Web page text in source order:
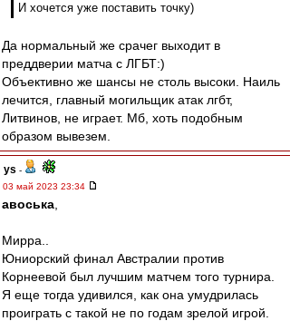
И хочется уже поставить точку)
Да нормальный же срачег выходит в
преддверии матча с ЛГБТ:)
Объективно же шансы не столь высоки. Наиль
лечится, главный могильщик атак лгбт,
Литвинов, не играет. Мб, хоть подобным
образом вывезем.
ys -
03 май 2023 23:34
авоська
Мирра..
Юниорский финал Австралии против
Корнеевой был лучшим матчем того турнира.
Я еще тогда удивился, как она умудрилась
проиграть с такой не по годам зрелой игрой.